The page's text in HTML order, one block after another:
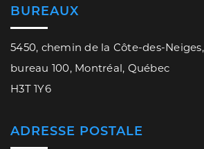
BUREAUX
5450, chemin de la Côte-des-Neiges,
bureau 100, Montréal, Québec
H3T 1Y6
ADRESSE POSTALE